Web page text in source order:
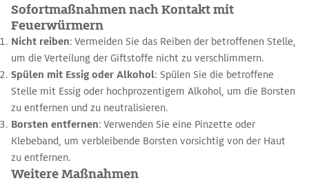
Sofortmaßnahmen nach Kontakt mit
Feuerwürmern
Nicht reiben: Vermeiden Sie das Reiben der betroffenen Stelle,
um die Verteilung der Giftstoffe nicht zu verschlimmern.
Spülen mit Essig oder Alkohol: Spülen Sie die betroffene
Stelle mit Essig oder hochprozentigem Alkohol, um die Borsten
zu entfernen und zu neutralisieren.
Borsten entfernen: Verwenden Sie eine Pinzette oder
Klebeband, um verbleibende Borsten vorsichtig von der Haut
zu entfernen.
Weitere Maßnahmen